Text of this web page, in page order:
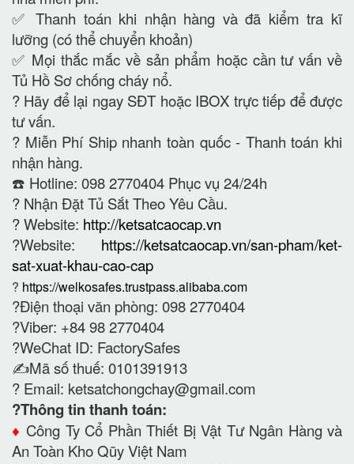
✅ Thanh toán khi nhận hàng và đã kiểm tra kĩ
lưỡng (có thể chuyển khoản)
✅ Mọi thắc mắc về sản phẩm hoặc cần tư vấn về
Tủ Hồ Sơ chống cháy nổ.
? Hãy để lại ngay SĐT hoặc IBOX trực tiếp để được
tư vấn.
? Miễn Phí Ship nhanh toàn quốc - Thanh toán khi
nhận hàng.
☎️ Hotline: 098 2770404 Phục vụ 24/24h
? Nhận Đặt Tủ Sắt Theo Yêu Cầu.
? Website: http://ketsatcaocap.vn
?Website: https://ketsatcaocap.vn/san-pham/ket-
sat-xuat-khau-cao-cap
? https://welkosafes.trustpass.alibaba.com
?Điện thoại văn phòng: 098 2770404
?Viber: +84 98 2770404
?WeChat ID: FactorySafes
✍️Mã số thuế: 0101391913
? Email: ketsatchongchay@gmail.com
?Thông tin thanh toán:
♦️ Công Ty Cổ Phần Thiết Bị Vật Tư Ngân Hàng và
An Toàn Kho Qũy Việt Nam